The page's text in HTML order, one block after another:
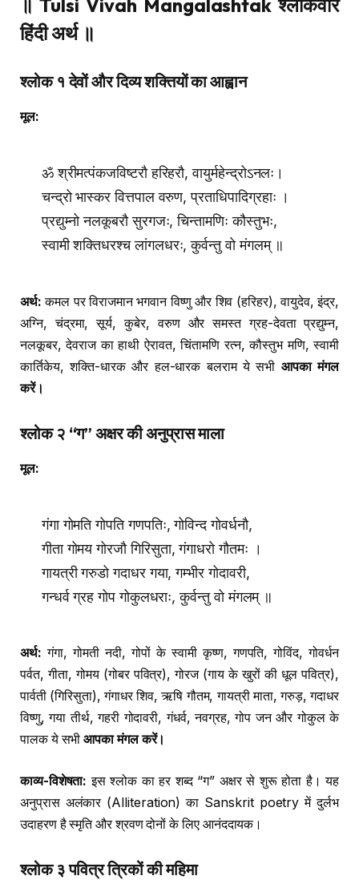
॥ Tulsi Vivah Mangalashtak श्लोकवार
हिंदी अर्थ ॥
श्लोक १ देवों और दिव्य शक्तियों का आह्वान
मूल:
ॐ श्रीमत्पंकजविष्टरौ हरिहरौ, वायुर्महेन्द्रोऽनलः।
चन्द्रो भास्कर वित्तपाल वरुण, प्रताधिपादिग्रहाः ।
प्रद्युम्नो नलकूबरौ सुरगजः, चिन्तामणिः कौस्तुभः,
स्वामी शक्तिधरश्च लांगलधरः, कुर्वन्तु वो मंगलम् ॥
अर्थ: कमल पर विराजमान भगवान विष्णु और शिव (हरिहर), वायुदेव, इंद्र,
अग्नि, चंद्रमा, सूर्य, कुबेर, वरुण और समस्त ग्रह-देवता प्रद्युम्न,
नलकूबर, देवराज का हाथी ऐरावत, चिंतामणि रत्न, कौस्तुभ मणि, स्वामी
कार्तिकेय, शक्ति-धारक और हल-धारक बलराम ये सभी आपका मंगल
करें।
श्लोक २ “ग” अक्षर की अनुप्रास माला
मूल:
गंगा गोमति गोपति गणपतिः, गोविन्द गोवर्धनौ,
गीता गोमय गोरजौ गिरिसुता, गंगाधरो गौतमः ।
गायत्री गरुडो गदाधर गया, गम्भीर गोदावरी,
गन्धर्व ग्रह गोप गोकुलधराः, कुर्वन्तु वो मंगलम् ॥
अर्थ: गंगा, गोमती नदी, गोपों के स्वामी कृष्ण, गणपति, गोविंद, गोवर्धन
पर्वत, गीता, गोमय (गोबर पवित्र), गोरज (गाय के खुरों की धूल पवित्र),
पार्वती (गिरिसुता), गंगाधर शिव, ऋषि गौतम, गायत्री माता, गरुड़, गदाधर
विष्णु, गया तीर्थ, गहरी गोदावरी, गंधर्व, नवग्रह, गोप जन और गोकुल के
पालक ये सभीआपका मंगल करें।
काव्य-विशेषता: इस श्लोक का हर शब्द “ग” अक्षर से शुरू होता है। यह
अनुप्रास अलंकार (Alliteration) का Sanskrit poetry में दुर्लभ
उदाहरण है स्मृति और श्रवण दोनों के लिए आनंददायक।
श्लोक ३ पवित्र त्रिकों की महिमा